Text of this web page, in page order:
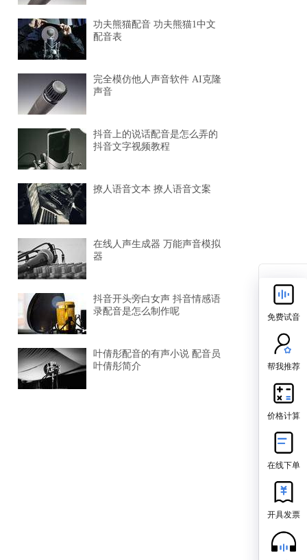
功夫熊猫配音 功夫熊猫1中文
配音表
完全模仿他人声音软件 AI克隆
声音
抖音上的说话配音是怎么弄的
抖音文字视频教程
撩人语音文本 撩人语音文案
在线人声生成器 万能声音模拟
器
抖音开头旁白女声 抖音情感语
录配音是怎么制作呢
叶倩彤配音的有声小说 配音员
叶倩彤简介
免费试音
帮我推荐
价格计算
在线下单
开具发票